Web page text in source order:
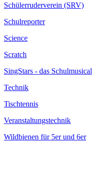
Schülerruderverein (SRV)
Schulreporter
Science
Scratch
SingStars - das Schulmusical
Technik
Tischtennis
Veranstaltungstechnik
Wildbienen für 5er und 6er